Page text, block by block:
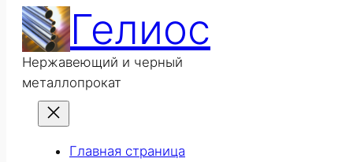
Гелиос
Нержавеющий и черный
металлопрокат
Главная страница